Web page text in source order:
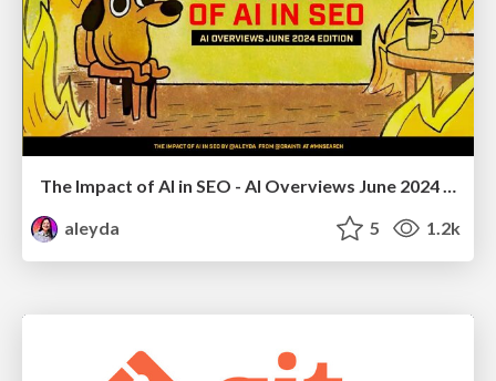
The Impact of AI in SEO - AI Overviews June 2024 Edition
aleyda
5 1.2k